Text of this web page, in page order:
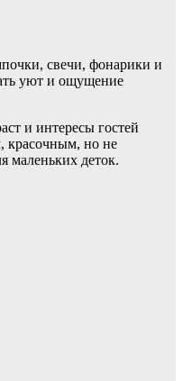
свечи, фонарики и
уют и ощущение
и интересы гостей
красочным, но не
маленьких деток.